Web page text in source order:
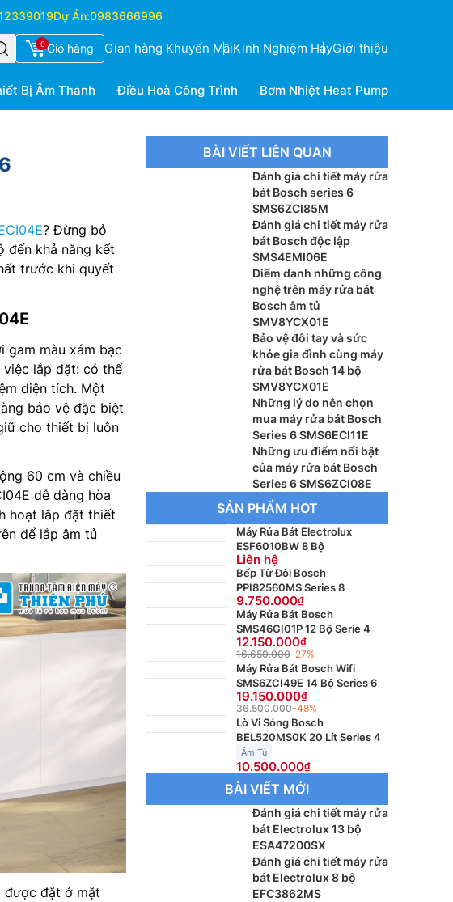
Dự Án:0983666996
0 Giỏ hàng Gian hàng Khuyến MãiKinh Nghiệm HayGiới thiệu
Bị Âm Thanh Điều Hoà Công Trình Bơm Nhiệt Heat Pump
? Đừng bỏ
đến khả năng kết
trước khi quyết
gam màu xám bạc
lắp đặt: có thể
diện tích. Một
bảo vệ đặc biệt
cho thiết bị luôn
60 cm và chiều
dễ dàng hòa
hoạt lắp đặt thiết
để lắp âm tủ
được đặt ở mặt
BÀI VIẾT LIÊN QUAN
Đánh giá chi tiết máy rửa
bát Bosch series 6
SMS6ZCI85M
Đánh giá chi tiết máy rửa
bát Bosch độc lập
SMS4EMI06E
Điểm danh những công
nghệ trên máy rửa bát
Bosch âm tủ
SMV8YCX01E
Bảo vệ đôi tay và sức
khỏe gia đình cùng máy
rửa bát Bosch 14 bộ
SMV8YCX01E
Những lý do nên chọn
mua máy rửa bát Bosch
Series 6 SMS6ECI11E
Những ưu điểm nổi bật
của máy rửa bát Bosch
Series 6 SMS6ZCI08E
SẢN PHẨM HOT
Máy Rửa Bát Electrolux
ESF6010BW 8 Bộ
Liên hệ
Bếp Từ Đôi Bosch
PPI82560MS Series 8
9.750.000
Máy Rửa Bát Bosch
SMS46GI01P 12 Bộ Serie 4
12.150.000
16.650.000-27%
Máy Rửa Bát Bosch Wifi
SMS6ZCI49E 14 Bộ Series 6
19.150.000
36.500.000-48%
Lò Vi Sóng Bosch
BEL520MS0K 20 Lít Series 4
Âm Tủ
10.500.000
BÀI VIẾT MỚI
Đánh giá chi tiết máy rửa
bát Electrolux 13 bộ
ESA47200SX
Đánh giá chi tiết máy rửa
bát Electrolux 8 bộ
EFC3862MS